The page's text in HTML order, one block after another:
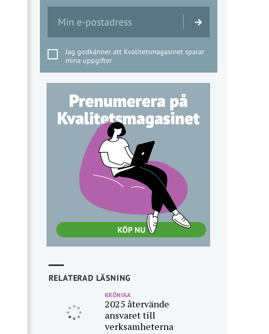
Jag godkänner att Kvalitetsmagasinet sparar
mina uppgifter
RELATERAD LÄSNING
KRÖNIKA
2025 återvände
ansvaret till
verksamheterna